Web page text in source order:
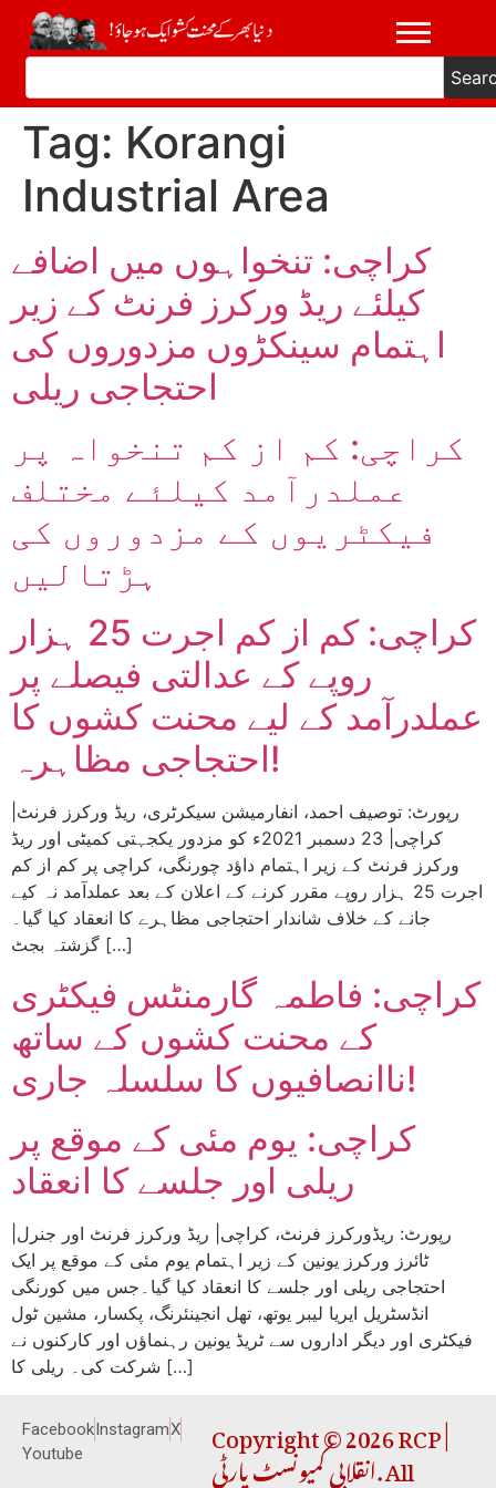
Tag: Korangi
Industrial Area
کراچی: تنخواہوں میں اضافے
کیلئے ریڈ ورکرز فرنٹ کے زیر
اہتمام سینکڑوں مزدوروں کی
احتجاجی ریلی
کراچی: کم از کم تنخواہ پر
عملدرآمد کیلئے مختلف
فیکٹریوں کے مزدوروں کی
ہڑتالیں
کراچی: کم از کم اجرت 25 ہزار
روپے کے عدالتی فیصلے پر
عملدرآمد کے لیے محنت کشوں کا
احتجاجی مظاہرہ!
کراچی| 23 دسمبر 2021ء کو مزدور یکجہتی کمیٹی اور ریڈ
ورکرز فرنٹ کے زیر اہتمام داؤد چورنگی، کراچی پر کم از کم
اجرت 25 ہزار روپے مقرر کرنے کے اعلان کے بعد عملدآمد نہ کیے
جانے کے خلاف شاندار احتجاجی مظاہرے کا انعقاد کیا گیا۔
گزشتہ بجٹ […]
کراچی: فاطمہ گارمنٹس فیکٹری
کے محنت کشوں کے ساتھ
ناانصافیوں کا سلسلہ جاری!
کراچی: یوم مئی کے موقع پر
ریلی اور جلسے کا انعقاد
ٹائرز ورکرز یونین کے زیر اہتمام یوم مئی کے موقع پر ایک
احتجاجی ریلی اور جلسے کا انعقاد کیا گیا۔جس میں کورنگی
انڈسٹریل ایریا لیبر یوتھ، تھل انجینئرنگ، پکسار، مشین ٹول
فیکٹری اور دیگر اداروں سے ٹریڈ یونین رہنماؤں اور کارکنوں نے
شرکت کی۔ ریلی کا […]
FacebookInstagramX
Youtube
Copyright © 2026 RCP |
انقلابی کمیونسٹ پارٹی. All